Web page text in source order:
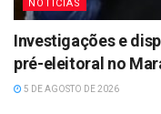
NOTÍCIAS
Investigações e
pré-eleitoral no
5 DE AGOSTO DE 2026